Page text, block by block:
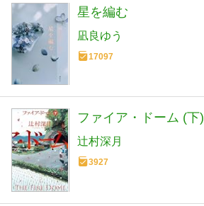
星を編む
凪良ゆう
17097
ファイア・ドーム (下)
辻村深月
3927